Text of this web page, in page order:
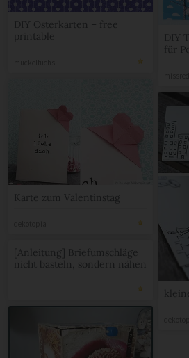
DIY
für
DIY Osterkarten – free
printable
Karte zum Valentinstag
[Anleitung] Briefumschläge
nicht basteln, sondern nähen